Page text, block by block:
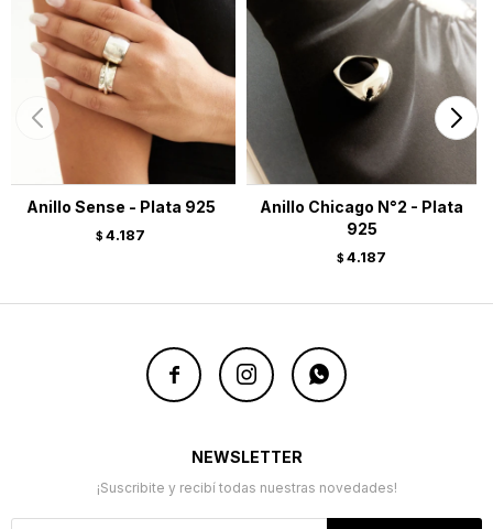
Anillo Sense - Plata 925
$ 4.187
Anillo Chicago N°2 - Plata
925
$ 4.187
  
NEWSLETTER
¡Suscribite y recibí todas nuestras novedades!